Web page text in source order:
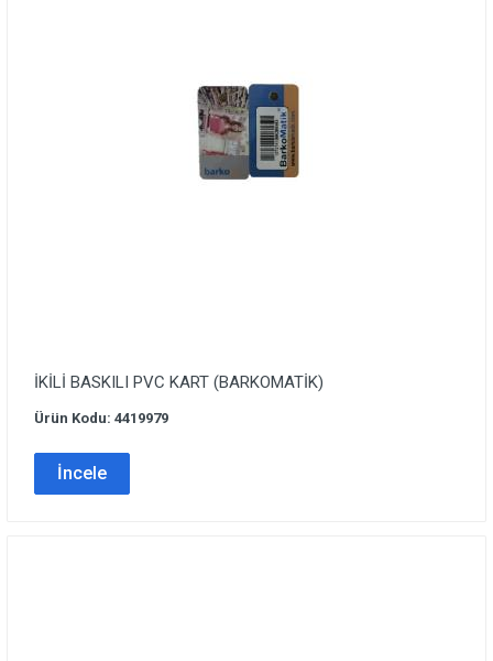
İKİLİ BASKILI PVC KART (BARKOMATİK)
Ürün Kodu: 4419979
İncele